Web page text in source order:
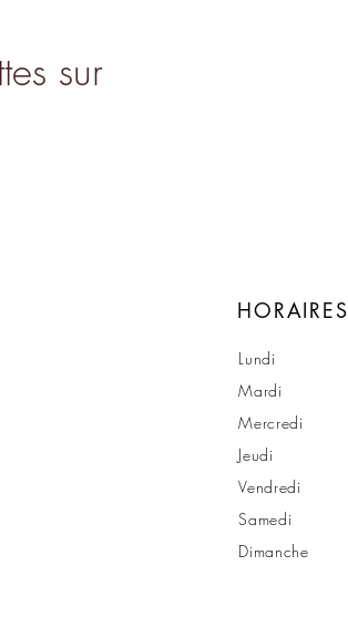
sur
HORAIRES
Lundi
Mardi
Mercredi
Jeudi
Vendredi
Samedi
Dimanche